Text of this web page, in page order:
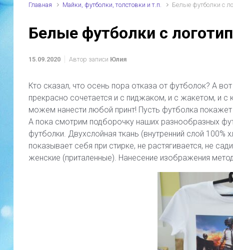
Главная Майки, футболки, толстовки и т.п. Белые футболки с
Белые футболки с
15.09.2020 Автор записи Юлия
Кто сказал, что осень пора отказа от футболок? А
прекрасно сочетается и с пиджаком, и с жакетом, и
можем нанести любой принт! Пусть футболка покажет
А пока смотрим подборочку наших разнообразных
футболки. Двухслойная ткань (внутренний слой
показывает себя при стирке, не растягивается, не
женские (приталенные). Нанесение изображения